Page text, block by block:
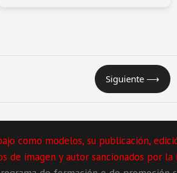
Siguiente ⟶
como modelos, su publicación,
de imagen y autor sancionados por la